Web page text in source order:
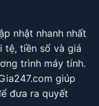
nhật nhanh nhất
tệ, tiền số và giá
trình máy tính.
giúp
đưa ra quyết